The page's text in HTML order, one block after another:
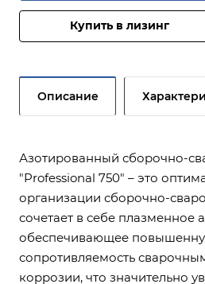
Купить в лизинг
Описание
Азотированный сборочно-
"Professional 750" – это
организации сборочно-
сочетает в себе плазменное
обеспечивающее
сопротивляемость
коррозии, что значительно